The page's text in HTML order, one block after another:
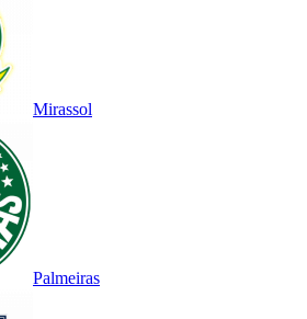
Mirassol
Palmeiras